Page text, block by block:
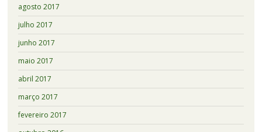
agosto 2017
julho 2017
junho 2017
maio 2017
abril 2017
março 2017
fevereiro 2017